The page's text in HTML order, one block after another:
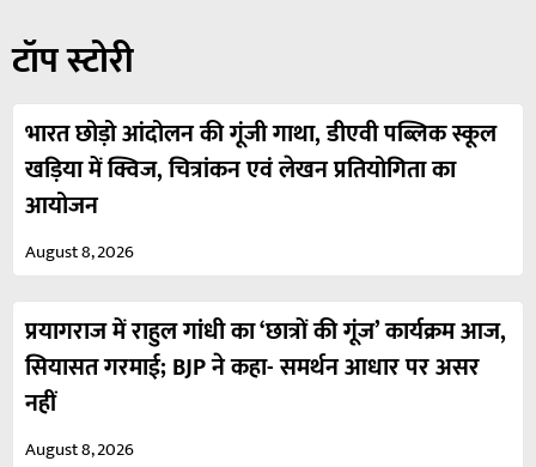
टॉप स्टोरी
भारत छोड़ो आंदोलन की गूंजी गाथा, डीएवी पब्लिक स्कूल
खड़िया में क्विज, चित्रांकन एवं लेखन प्रतियोगिता का
आयोजन
August 8, 2026
प्रयागराज में राहुल गांधी का ‘छात्रों की गूंज’ कार्यक्रम आज,
सियासत गरमाई; BJP ने कहा- समर्थन आधार पर असर
नहीं
August 8, 2026